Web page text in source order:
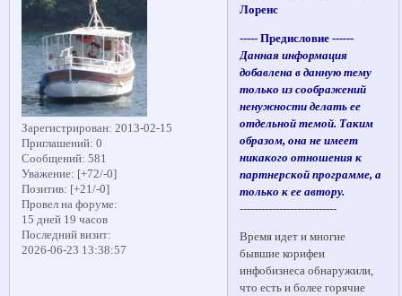
Зарегистрирован: 2013-02-15
Приглашений: 0
Сообщений: 581
Уважение: [+72/-0]
Позитив: [+21/-0]
Провел на форуме:
15 дней 19 часов
Последний визит:
2026-06-23 13:38:57
Лоренс
----- Предисловие ------
Данная информация
добавлена в данную тему
только из соображений
ненужности делать ее
отдельной темой. Таким
образом, она не имеет
никакого отношения к
партнерской программе, а
только к ее автору.
---------------------------
Время идет и многие
бывшие корифеи
инфобизнеса обнаружили,
что есть и более горячие